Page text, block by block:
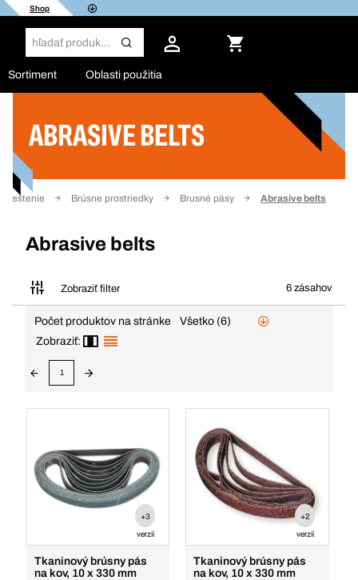
Shop
Sortiment Oblasti použitia
ABRASIVE BELTS
leštenie Brúsne prostriedky Brusné pásy Abrasive belts
Abrasive belts
Zobraziť filter 6 zásahov
Filter
Počet produktov na stránke
Všetko (6)
Zobraziť:
1
+3
verzií
Tkaninový brúsny pás
na kov, 10 x 330 mm
+2
verzií
Tkaninový brúsny pás
na kov, 10 x 330 mm